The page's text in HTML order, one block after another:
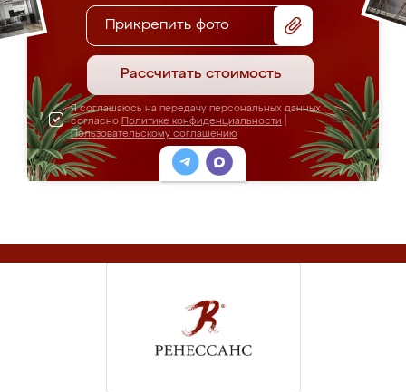
Прикрепить фото
Рассчитать стоимость
Я соглашаюсь на передачу персональных данных
согласно Политике конфиденциальности
Пользовательскому соглашению